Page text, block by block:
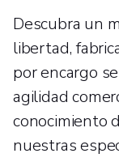
Descubra un
libertad,
por encargo
agilidad
conocimiento
nuestras